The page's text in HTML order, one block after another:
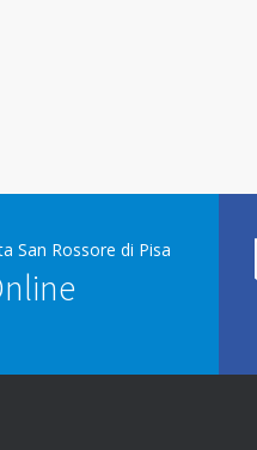
San Rossore di Pisa